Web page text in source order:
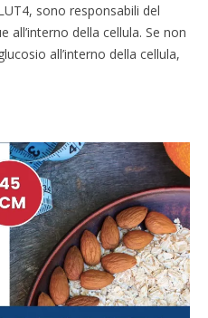
sono responsabili del
della cellula. Se non
all’interno della cellula,